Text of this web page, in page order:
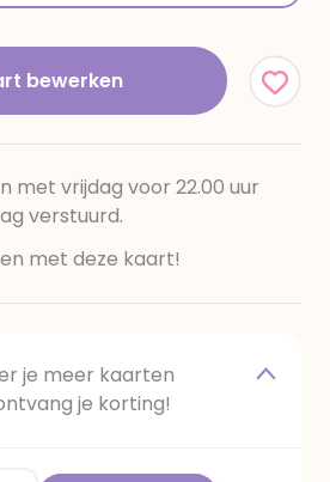
bewerken
met vrijdag voor 22.00 uur
verstuurd.
met deze kaart!
je meer kaarten
je korting!